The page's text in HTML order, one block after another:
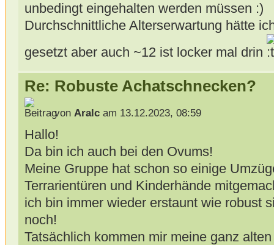
unbedingt eingehalten werden müssen
Durchschnittliche Alterserwartung hätte
gesetzt aber auch ~12 ist locker mal drin
Re: Robuste Achatschnecken?
von Aralcam 13.12.2023, 08:59
Hallo!
Da bin ich auch bei den Ovums!
Meine Gruppe hat schon so einige
Terrarientüren und Kinderhände
ich bin immer wieder erstaunt wie robust
noch!
Tatsächlich kommen mir meine ganz